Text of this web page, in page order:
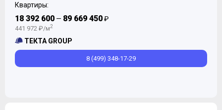
Квартиры:
18 392 600 — 89 669 450₽
441 972 ₽/м2
ТЕКТА GROUP
8 (499) 348-17-29